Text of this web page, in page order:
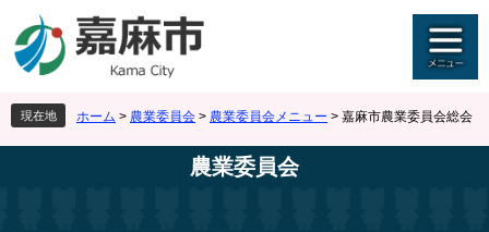
ジ
先
頭
で
ュ
を
飛
ば
現在地 ホーム > 農業委員会 > 農業委員会メニュー > 嘉麻市農業委員会総会
農業委員会